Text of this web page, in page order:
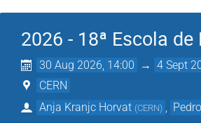
2026 - 18ª Escola
30 Aug 2026, 14:00 → 4 Sept
CERN
Anja Kranjc Horvat (CERN)